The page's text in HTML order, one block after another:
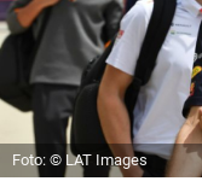
Foto: © LAT Images